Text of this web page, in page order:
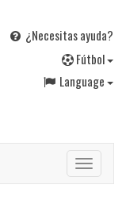
¿Necesitas ayuda?
Fútbol
Language
Toggle